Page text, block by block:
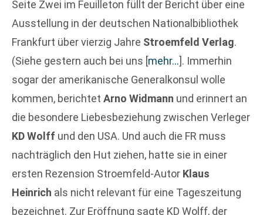
Seite Zwei im Feuilleton füllt der Bericht über eine
Ausstellung in der deutschen Nationalbibliothek
Frankfurt über vierzig Jahre Stroemfeld Verlag.
(Siehe gestern auch bei uns [mehr…]. Immerhin
sogar der amerikanische Generalkonsul wolle
kommen, berichtet Arno Widmann und erinnert an
die besondere Liebesbeziehung zwischen Verleger
KD Wolff und den USA. Und auch die FR muss
nachträglich den Hut ziehen, hatte sie in einer
ersten Rezension Stroemfeld-Autor Klaus
Heinrich als nicht relevant für eine Tageszeitung
bezeichnet. Zur Eröffnung sagte KD Wolff, der